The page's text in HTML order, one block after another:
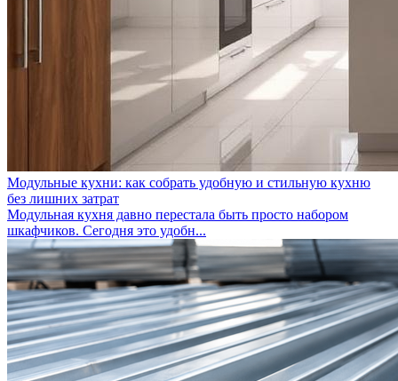
Модульные кухни: как собрать удобную и стильную кухню
без лишних затрат
Модульная кухня давно перестала быть просто набором
шкафчиков. Сегодня это удобн...